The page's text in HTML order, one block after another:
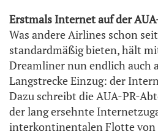
Erstmals Internet auf der
Was andere Airlines schon
standardmäßig bieten, hält
Dreamliner nun endlich auch
Langstrecke Einzug: der
Dazu schreibt die AUA-PR-
der lang ersehnte
interkontinentalen Flotte